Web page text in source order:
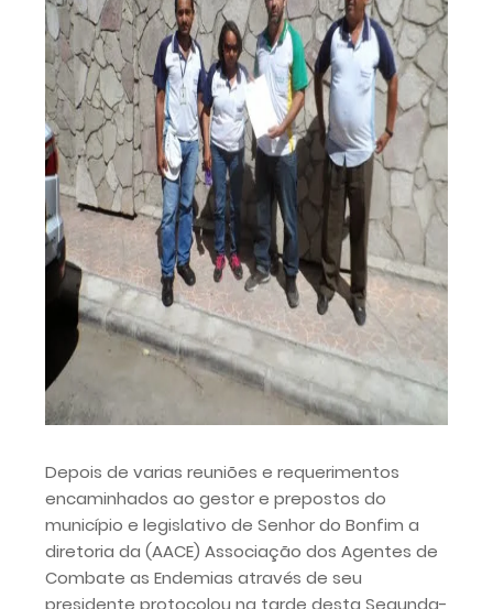
Depois de varias reuniões e requerimentos
encaminhados ao gestor e prepostos do
município e legislativo de Senhor do Bonfim a
diretoria da (AACE) Associação dos Agentes de
Combate as Endemias através de seu
presidente protocolou na tarde desta Segunda-